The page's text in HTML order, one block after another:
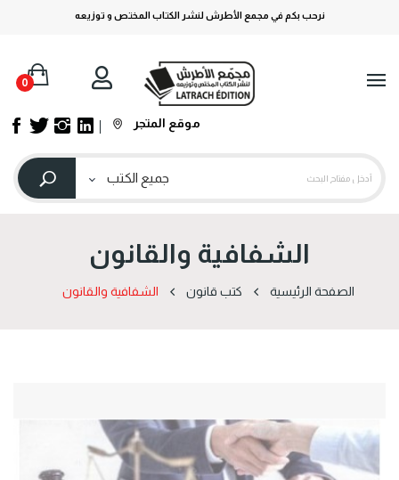
نرحب بكم في مجمع الأطرش لنشر الكتاب المختص و توزيعه
0
موقع المتجر
الشفافية والقانون
الصفحة الرئيسية كتب قانون الشفافية والقانون